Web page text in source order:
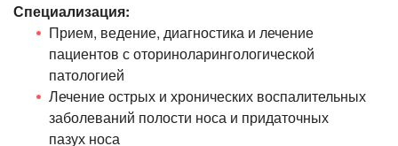
Специализация:
Прием, ведение, диагностика и лечение
пациентов с оториноларингологической
патологией
Лечение острых и хронических воспалительных
заболеваний полости носа и придаточных
пазух носа